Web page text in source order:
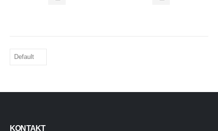
KONTAKT